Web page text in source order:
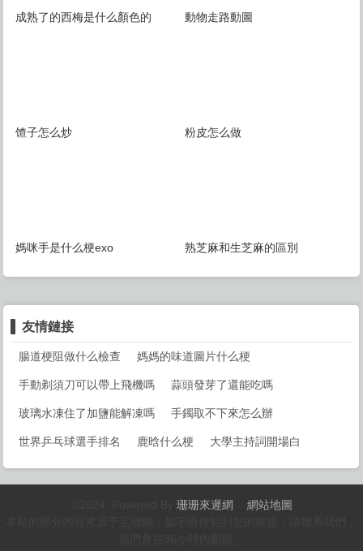
成熟了的西梅是什么顏色的 動物走路動圖
馇子怎么炒 粉皮怎么做
媽咪手是什么梗exo 熟芝麻和生芝麻的區別
友情鏈接
腸道梗阻做什么檢查 媽媽的味道圖片什么梗
手動剃須刀可以帶上飛機嗎 蒜頭發芽了還能吃嗎
玻璃水凍住了加鹽能解凍嗎 手鐲取不下來怎么辦
世界乒乓球選手排名 鹿晗什么梗 大學主持詞開場白
珊珊來遲網
網站地圖